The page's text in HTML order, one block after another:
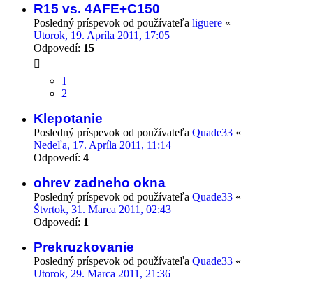
R15 vs. 4AFE+C150
Posledný príspevok od používateľa liguere «
Utorok, 19. Apríla 2011, 17:05
Odpovedí: 15
1
2
Klepotanie
Posledný príspevok od používateľa Quade33 «
Nedeľa, 17. Apríla 2011, 11:14
Odpovedí: 4
ohrev zadneho okna
Posledný príspevok od používateľa Quade33 «
Štvrtok, 31. Marca 2011, 02:43
Odpovedí: 1
Prekruzkovanie
Posledný príspevok od používateľa Quade33 «
Utorok, 29. Marca 2011, 21:36